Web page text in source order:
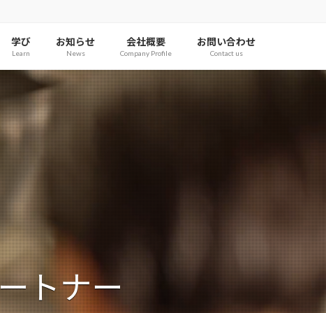
学び
Learn
お知らせ
News
会社概要
Company Profile
お問い合わせ
Contact us
トナー